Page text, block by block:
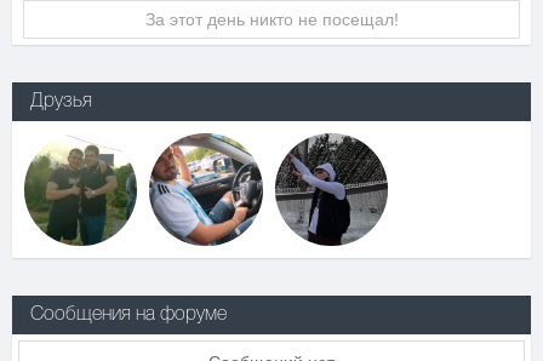
За этот день никто не посещал!
Друзья
Сообщения на форуме